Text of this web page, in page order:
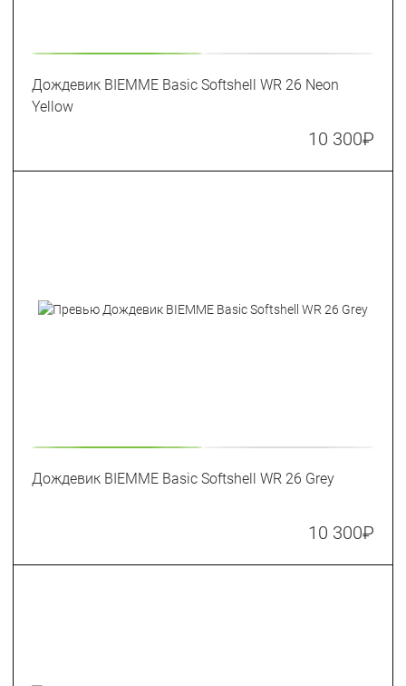
Дождевик BIEMME Basic Softshell WR 26 Neon
Yellow
10 300₽
Дождевик BIEMME Basic Softshell WR 26 Grey
10 300₽